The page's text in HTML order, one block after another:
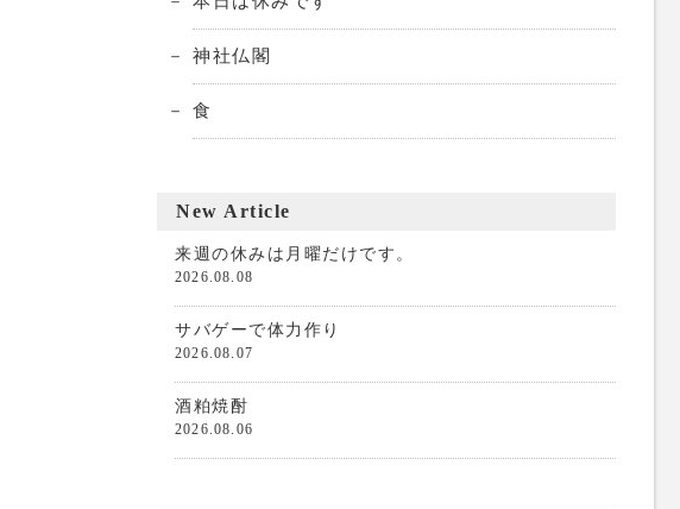
神社仏閣
食
New Article
来週の休みは月曜だけです。
2026.08.08
サバゲーで体力作り
2026.08.07
酒粕焼酎
2026.08.06